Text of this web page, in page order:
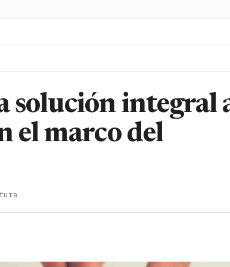
solución integral
el marco del